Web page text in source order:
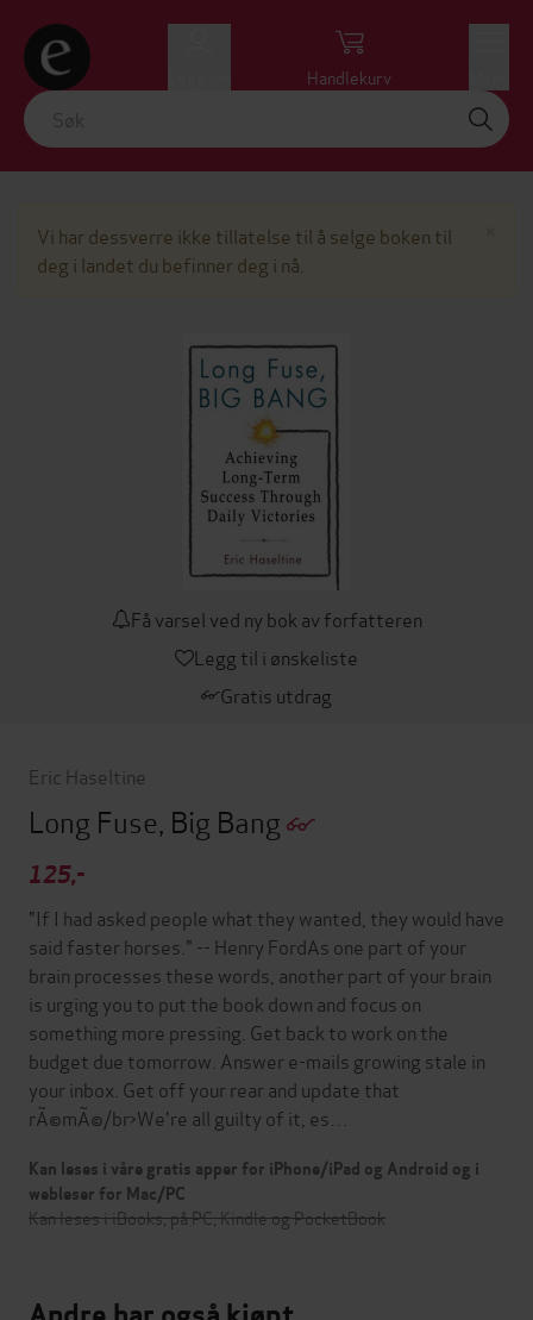
Handlekurv
Vi har dessverre ikke tillatelse til å selge boken til
deg i landet du befinner deg i nå.
Få varsel ved ny bok av forfatteren
Legg til i ønskeliste
Gratis utdrag
Eric Haseltine
Long Fuse, Big Bang
125,-
"If I had asked people what they wanted, they would have
said faster horses." -- Henry FordAs one part of your
brain processes these words, another part of your brain
is urging you to put the book down and focus on
something more pressing. Get back to work on the
budget due tomorrow. Answer e-mails growing stale in
your inbox. Get off your rear and update that
rÃ©mÃ©/br>We're all guilty of it, es…
Kan leses i våre gratis apper for iPhone/iPad og Android og i
webleser for Mac/PC
Kan leses i iBooks, på PC, Kindle og PocketBook